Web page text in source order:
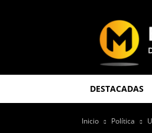
DESTACADAS
Inicio Política